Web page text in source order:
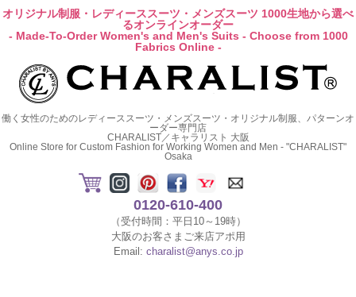
オリジナル制服・レディーススーツ・メンズスーツ 1000生地から選べ
るオンラインオーダー
- Made-To-Order Women's and Men's Suits - Choose from 1000
Fabrics Online -
働く女性のためのレディーススーツ・メンズスーツ・オリジナル制服、パターンオ
ーダー専門店
CHARALIST／キャラリスト 大阪
Online Store for Custom Fashion for Working Women and Men - "CHARALIST"
Osaka
0120-610-400
（受付時間：平日10～19時）
大阪のお客さまご来店アポ用
Email: charalist@anys.co.jp